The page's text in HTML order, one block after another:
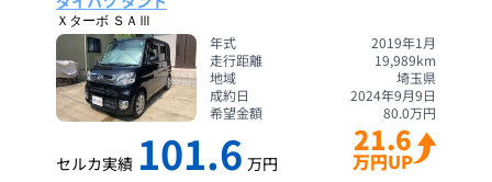
Ｘターボ ＳＡⅢ
年式
2019年1月
走行距離
19,989km
地域
埼玉県
成約日
2024年9月9日
希望金額
80.0万円
セルカ実績 101.6 万円
21.6
万円UP